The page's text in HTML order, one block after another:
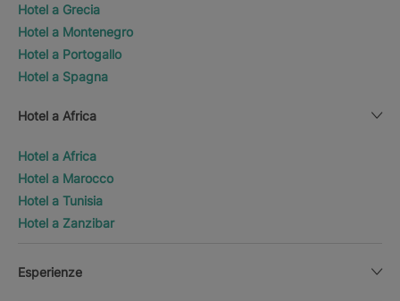
Hotel a Grecia
Hotel a Montenegro
Hotel a Portogallo
Hotel a Spagna
Hotel a Africa
Hotel a Africa
Hotel a Marocco
Hotel a Tunisia
Hotel a Zanzibar
Esperienze